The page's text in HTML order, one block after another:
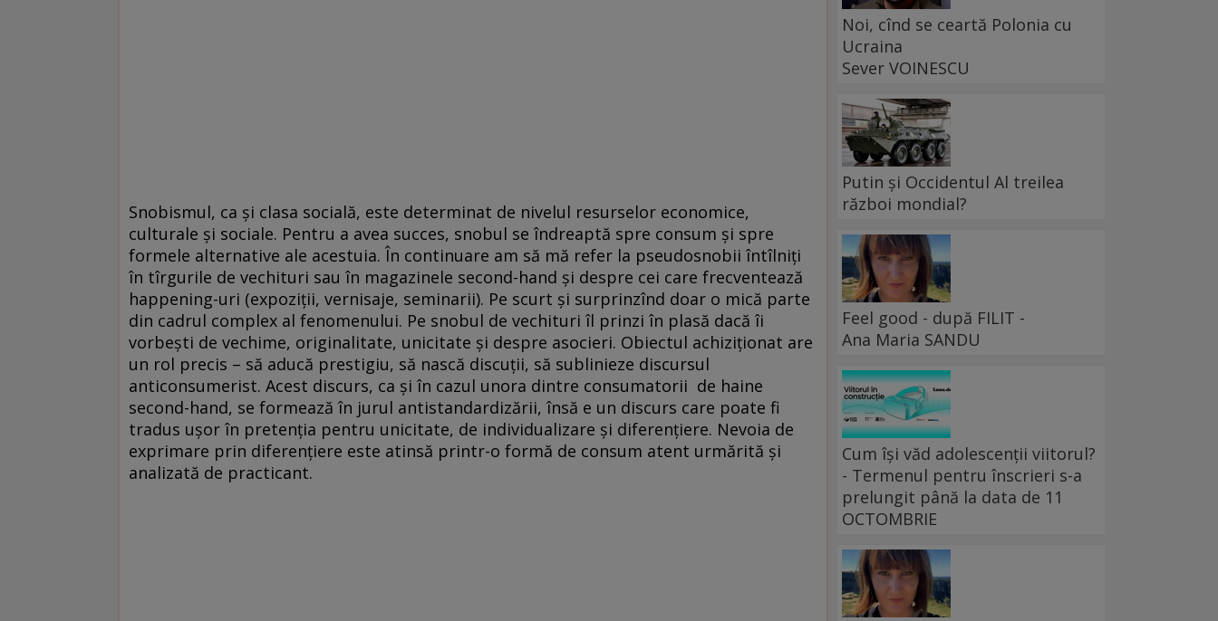
Snobismul, ca şi clasa socială, este determinat de nivelul resurselor economice,
culturale şi sociale. Pentru a avea succes, snobul se îndreaptă spre consum şi spre
formele alternative ale acestuia. În continuare am să mă refer la pseudosnobii întîlniţi
în tîrgurile de vechituri sau în magazinele second-hand şi despre cei care frecventează
happening-uri (expoziţii, vernisaje, seminarii). Pe scurt şi surprinzînd doar o mică parte
din cadrul complex al fenomenului. Pe snobul de vechituri îl prinzi în plasă dacă îi
vorbeşti de vechime, originalitate, unicitate şi despre asocieri. Obiectul achiziţionat are
un rol precis – să aducă prestigiu, să nască discuţii, să sublinieze discursul
anticonsumerist. Acest discurs, ca şi în cazul unora dintre consumatorii de haine
second-hand, se formează în jurul antistandardizării, însă e un discurs care poate fi
tradus uşor în pretenţia pentru unicitate, de individualizare şi diferenţiere. Nevoia de
exprimare prin diferenţiere este atinsă printr-o formă de consum atent urmărită şi
analizată de practicant.
Noi, cînd se ceartă Polonia cu
Ucraina
Sever VOINESCU
Putin și Occidentul Al treilea
război mondial?
Feel good - după FILIT -
Ana Maria SANDU
Cum își văd adolescenții viitorul?
- Termenul pentru înscrieri s-a
prelungit până la data de 11
OCTOMBRIE